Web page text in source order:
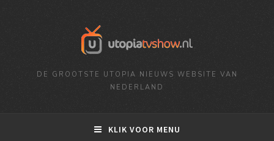
DE GROOTSTE UTOPIA NIEUWS WEBSITE VAN
NEDERLAND
KLIK VOOR MENU